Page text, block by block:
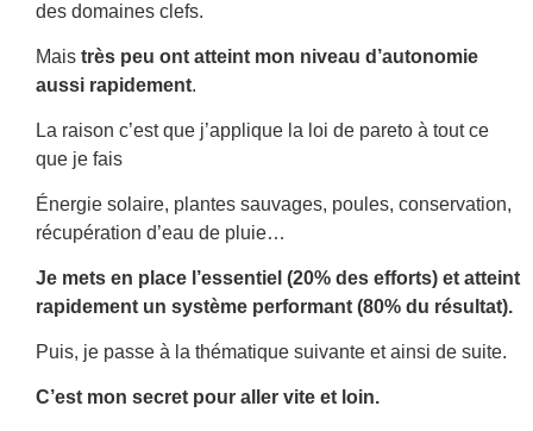
des domaines clefs.
Mais très peu ont atteint mon niveau d’autonomie
aussi rapidement.
La raison c’est que j’applique la loi de pareto à tout ce
que je fais
Énergie solaire, plantes sauvages, poules, conservation,
récupération d’eau de pluie…
Je mets en place l’essentiel (20% des efforts) et atteint
rapidement un système performant (80% du résultat).
Puis, je passe à la thématique suivante et ainsi de suite.
C’est mon secret pour aller vite et loin.